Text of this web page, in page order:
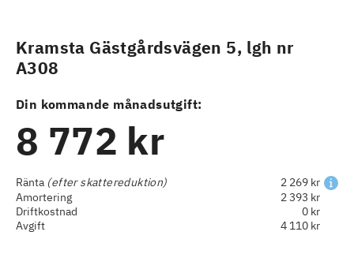
Kramsta Gästgårdsvägen 5, lgh nr
A308
Din kommande månadsutgift:
8 772 kr
Ränta (efter skattereduktion)
2 269 kr
Amortering
2 393 kr
Driftkostnad
0 kr
Avgift
4 110 kr